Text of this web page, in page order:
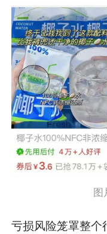
图
亏损风险笼罩整个